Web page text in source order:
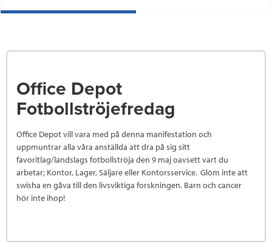
Office Depot
Fotbollströjefredag
Office Depot vill vara med på denna manifestation och
uppmuntrar alla våra anställda att dra på sig sitt
favoritlag/landslags fotbollströja den 9 maj oavsett vart du
arbetar; Kontor, Lager, Säljare eller Kontorsservice. Glöm inte att
swisha en gåva till den livsviktiga forskningen. Barn och cancer
hör inte ihop!